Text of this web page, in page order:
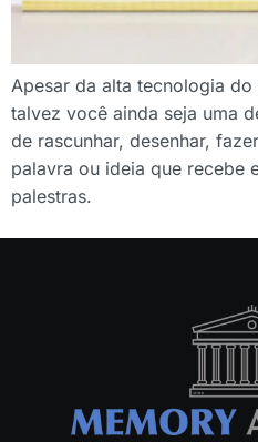
Apesar da alta tecnologia
talvez você ainda seja uma
de rascunhar, desenhar,
palavra ou ideia que recebe
palestras.